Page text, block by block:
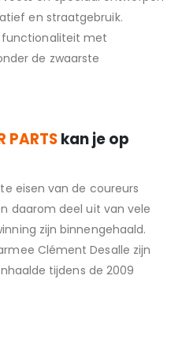
en straatgebruik.
functionaliteit met
de zwaarste
PARTSkan je op
eisen van de coureurs
daarom deel uit van vele
zijn binnengehaald.
Clément Desalle zijn
tijdens de 2009